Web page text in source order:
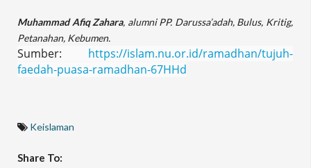
Muhammad Afiq Zahara, alumni PP. Darussa’adah, Bulus, Kritig,
Petanahan, Kebumen.
Sumber: https://islam.nu.or.id/ramadhan/tujuh-
faedah-puasa-ramadhan-67HHd
Keislaman
Share To: